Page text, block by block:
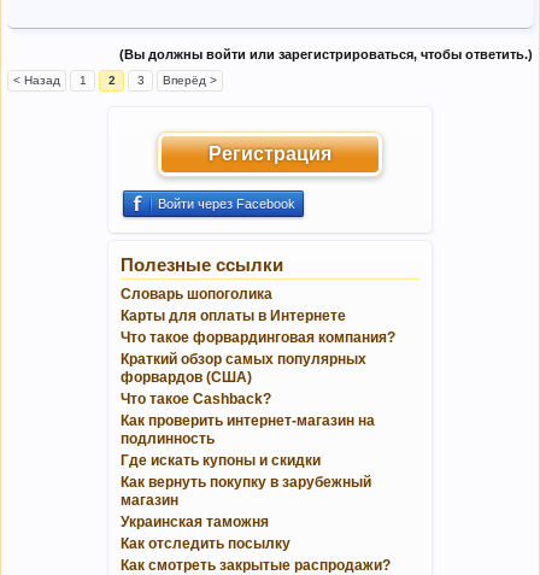
(Вы должны войти или зарегистрироваться, чтобы ответить.)
< Назад 1 2 3 Вперёд >
Регистрация
Войти через Facebook
Полезные ссылки
Словарь шопоголика
Карты для оплаты в Интернете
Что такое форвардинговая компания?
Краткий обзор самых популярных
форвардов (США)
Что такое Cashback?
Как проверить интернет-магазин на
подлинность
Где искать купоны и скидки
Как вернуть покупку в зарубежный
магазин
Украинская таможня
Как отследить посылку
Как смотреть закрытые распродажи?